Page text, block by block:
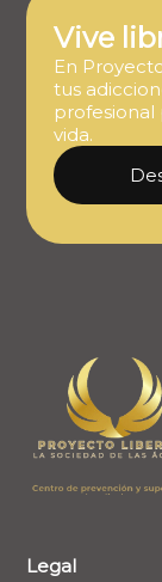
Vive
En
tus
profesional
vida.
Legal